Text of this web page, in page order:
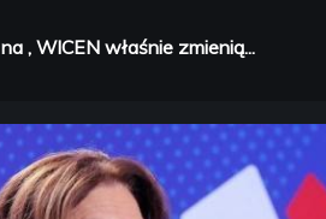
na , WICEN właśnie zmienią...